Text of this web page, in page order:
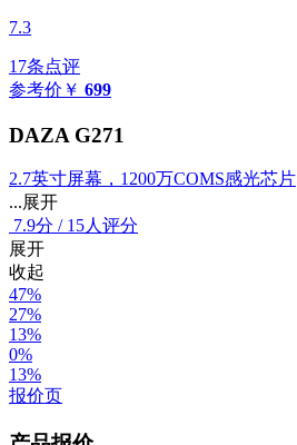
7.3
17条点评
参考价 ￥ 699
DAZA G271
2.7英寸屏幕，1200万COMS感光芯片
...展开
7.9分 / 15人评分
展开
收起
47%
27%
13%
0%
13%
报价页